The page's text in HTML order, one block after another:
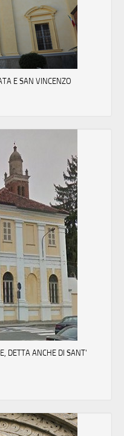
E SAN VINCENZO
DETTA ANCHE DI SANT'